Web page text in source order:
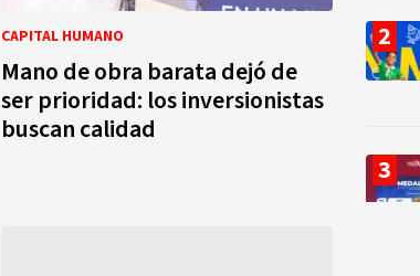
CAPITAL HUMANO
Mano de obra barata dejó de
ser prioridad: los inversionistas
buscan calidad